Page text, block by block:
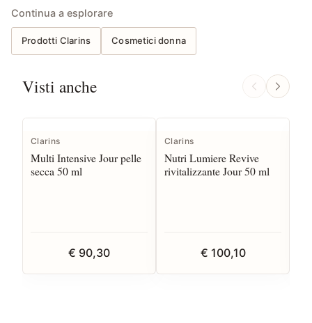
Continua a esplorare
Prodotti Clarins Cosmetici donna
Visti anche
Clarins
Multi Intensive Jour pelle
secca 50 ml
€ 90,30
Clarins
Nutri Lumiere Revive
rivitalizzante Jour 50 ml
€ 100,10